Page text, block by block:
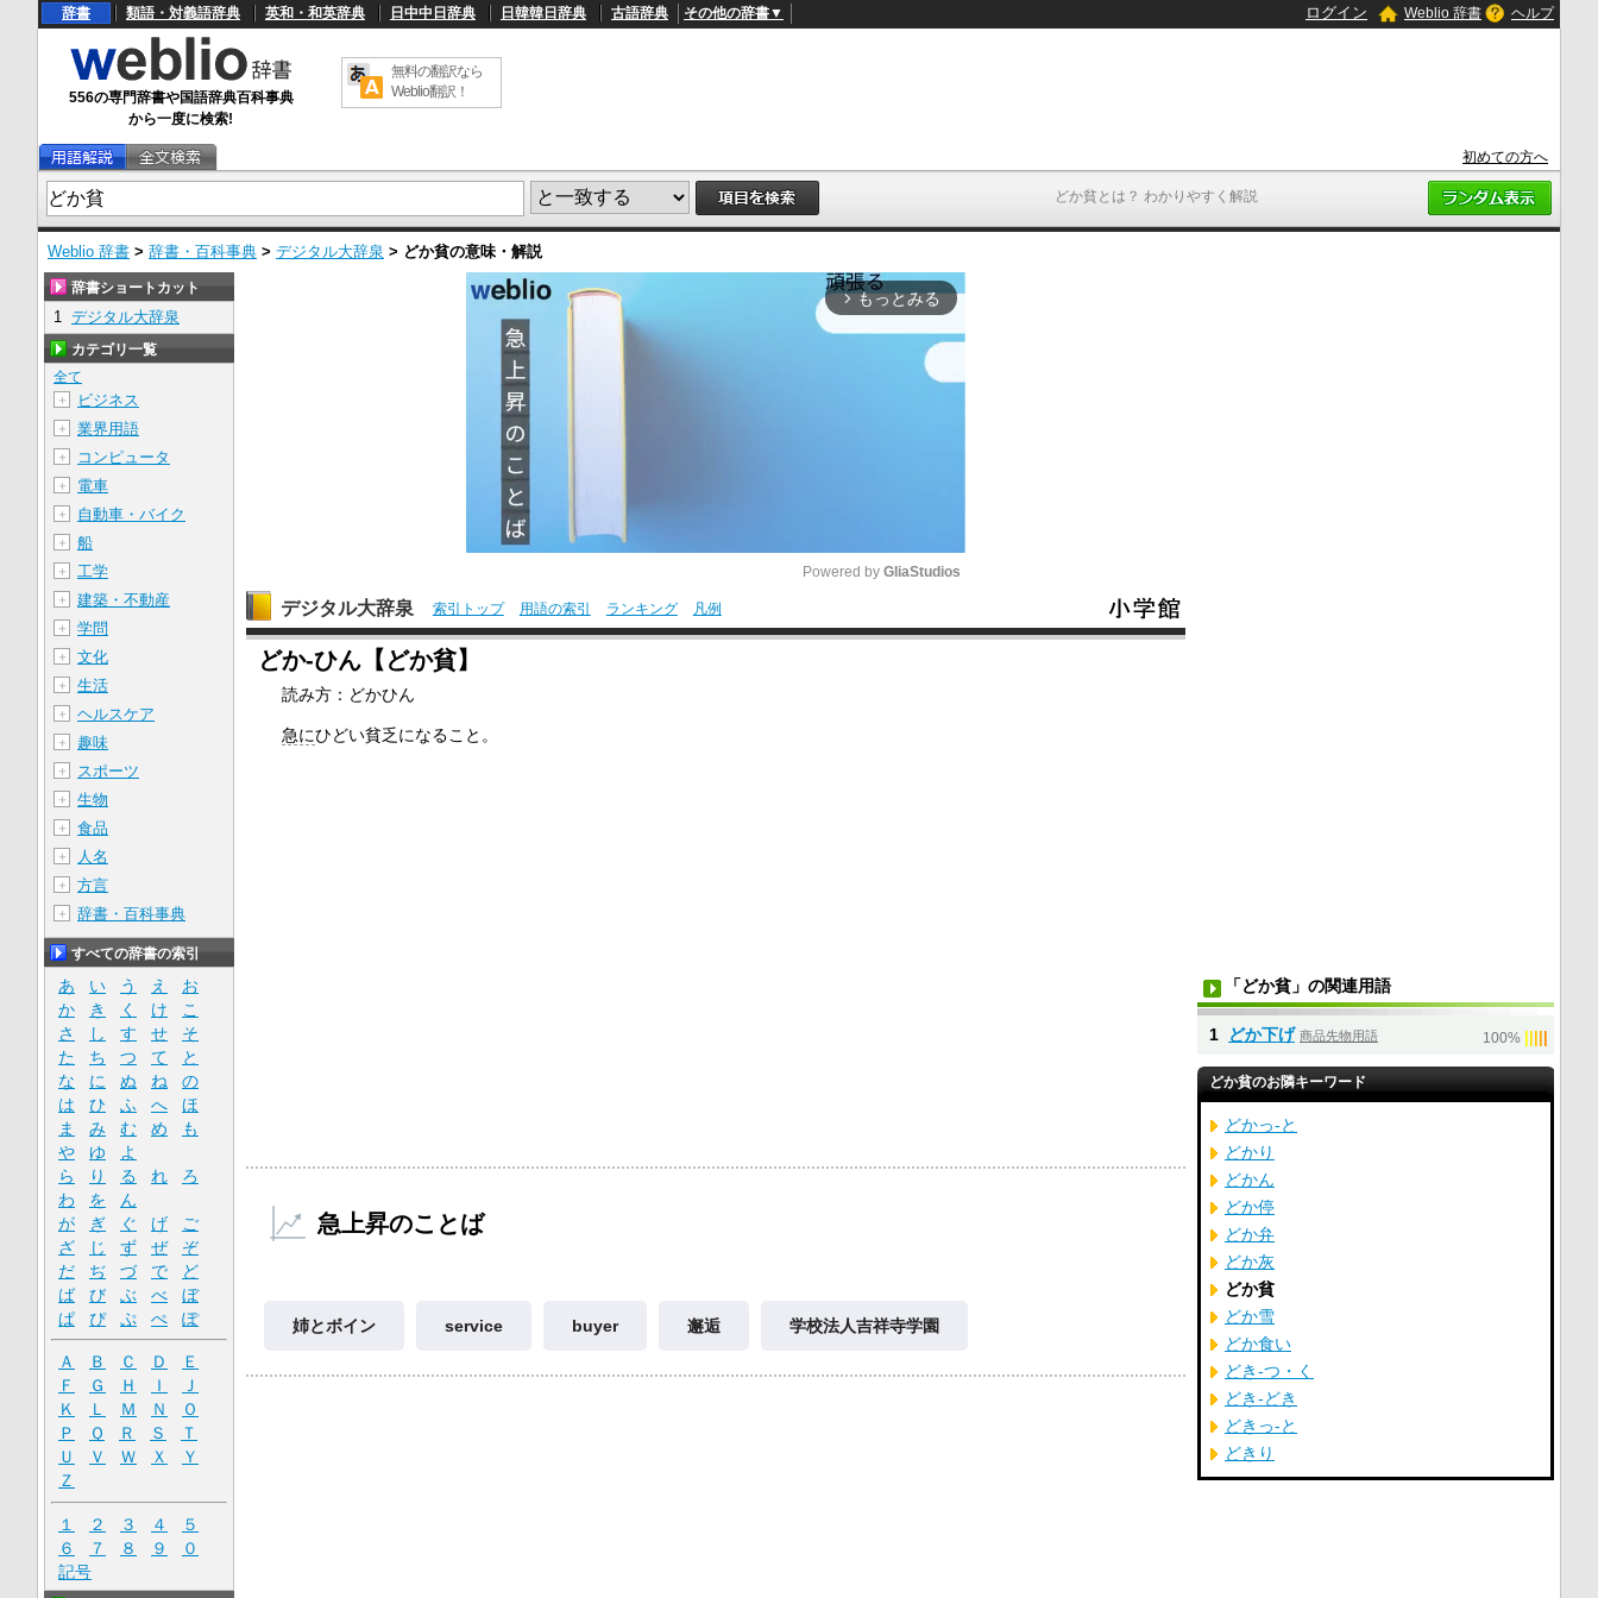
どか貧とは？ わかりやすく解説
辞書 類語・対義語辞典 英和・和英辞典 日中中日辞典 日韓韓日辞典 古語辞典 その他の辞書▼ ログイン Weblio 辞書 ヘルプ
556の専門辞書や国語辞典百科事典
から一度に検索!
無料の翻訳なら
Weblio翻訳！
初めての方へ
Weblio 辞書 > 辞書・百科事典 > デジタル大辞泉 > どか貧の意味・解説
arrow_forward_ios もっとみる
M
Powered by GliaStudios
デジタル大辞泉 索引トップ 用語の索引 ランキング 凡例
どか‐ひん【どか貧】
読み方：どかひん
急にひどい貧乏になること。
急上昇のことば
姉とボイン service buyer 邂逅 学校法人吉祥寺学園
辞書ショートカット
1 デジタル大辞泉
カテゴリ一覧
全て
＋
ビジネス
＋ 業界用語
＋ コンピュータ
＋ 電車
＋ 自動車・バイク
＋ 船
＋ 工学
＋ 建築・不動産
＋ 学問
＋ 文化
＋ 生活
＋ ヘルスケア
＋ 趣味
＋ スポーツ
＋ 生物
＋ 食品
＋ 人名
＋ 方言
＋ 辞書・百科事典
すべての辞書の索引
あ い う え
お
か
き く け
こ
さ
し す せ
そ
た
ち つ て
と
な
に ぬ ね
の
は
ひ ふ へ
ほ
ま
み む め
も
や
ゆ
よ
ら
り る れ
ろ
わ
を
ん
が
ぎ ぐ げ
ご
ざ
じ ず ぜ
ぞ
だ
ぢ づ で
ど
ば
び ぶ べ
ぼ
ぱ
ぴ ぷ ぺ ぽ
Ａ Ｂ Ｃ Ｄ
Ｅ
Ｆ
Ｇ Ｈ Ｉ
Ｊ
Ｋ
Ｌ Ｍ Ｎ
Ｏ
Ｐ
Ｑ Ｒ Ｓ
Ｔ
Ｕ
Ｖ Ｗ Ｘ
Ｙ
Ｚ
１ ２ ３ ４
５
６
７ ８ ９
０
記号
「どか貧」の関連用語
1 どか下げ 商品先物用語 100%
どか貧のお隣キーワード
どかっ‐と
どかり
どかん
どか停
どか弁
どか灰
どか貧
どか雪
どか食い
どき‐つ・く
どき‐どき
どきっ‐と
どきり